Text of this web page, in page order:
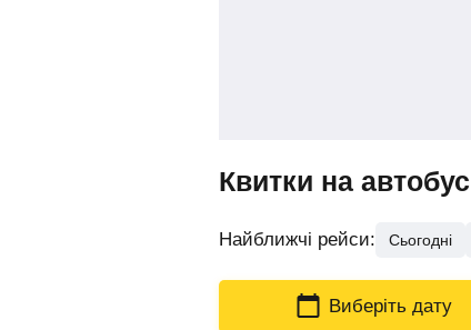
Квитки на
Найближчі рейси: Сьогодні
Виберіть дату